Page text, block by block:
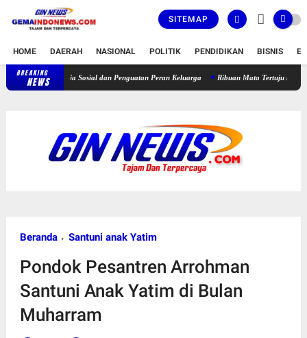
SITEMAP
HOME DAERAH NASIONAL POLITIK PENDIDIKAN BISNIS
BREAKING
NEWS
Ketua Persit KCK Daerah III/Siliwangi Tekankan Etika Bermedia Sosial dan
Beranda Santuni anak Yatim
Pondok Pesantren Arrohman
Santuni Anak Yatim di Bulan
Muharram